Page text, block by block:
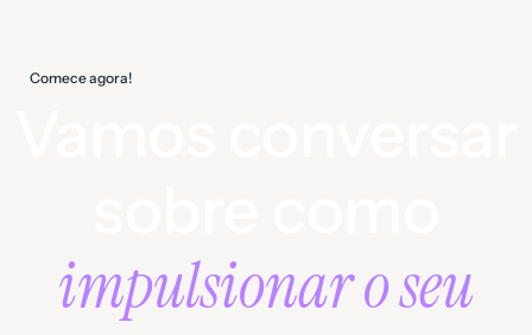
Comece agora!
impulsionar o seu